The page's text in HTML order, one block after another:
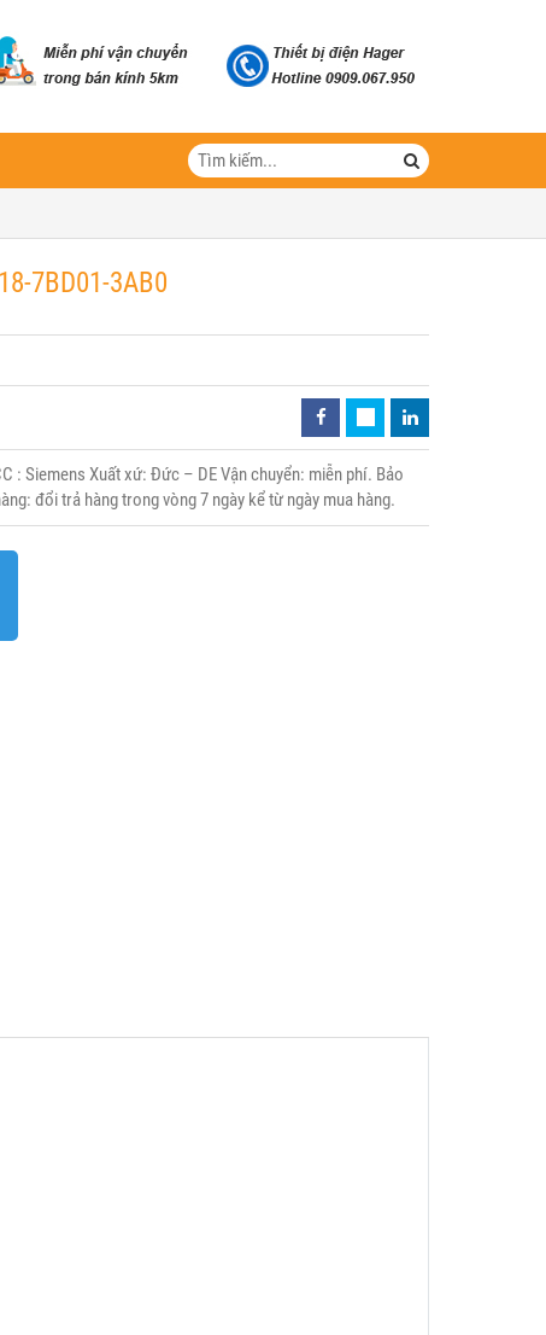
7BD01-3AB0
: Siemens Xuất xứ: Đức – DE Vận chuyển: miễn phí. Bảo
đổi trả hàng trong vòng 7 ngày kể từ ngày mua hàng.